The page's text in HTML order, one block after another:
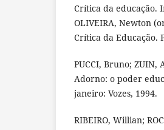
Crítica da educação.
OLIVEIRA, Newton
Crítica da Educação.
PUCCI, Bruno; ZUIN,
Adorno: o poder
janeiro: Vozes, 1994.
RIBEIRO, Willian;